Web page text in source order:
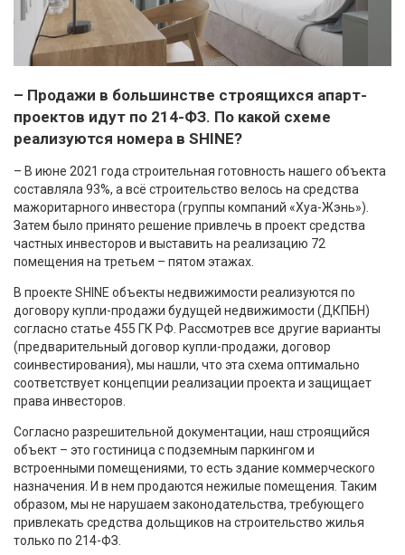
– Продажи в большинстве строящихся апарт-
проектов идут по 214-ФЗ. По какой схеме
реализуются номера в SHINE?
– В июне 2021 года строительная готовность нашего объекта
составляла 93%, а всё строительство велось на средства
мажоритарного инвестора (группы компаний «Хуа-Жэнь»).
Затем было принято решение привлечь в проект средства
частных инвесторов и выставить на реализацию 72
помещения на третьем – пятом этажах.
В проекте SHINE объекты недвижимости реализуются по
договору купли-продажи будущей недвижимости (ДКПБН)
согласно статье 455 ГК РФ. Рассмотрев все другие варианты
(предварительный договор купли-продажи, договор
соинвестирования), мы нашли, что эта схема оптимально
соответствует концепции реализации проекта и защищает
права инвесторов.
Согласно разрешительной документации, наш строящийся
объект – это гостиница с подземным паркингом и
встроенными помещениями, то есть здание коммерческого
назначения. И в нем продаются нежилые помещения. Таким
образом, мы не нарушаем законодательства, требующего
привлекать средства дольщиков на строительство жилья
только по 214-ФЗ.